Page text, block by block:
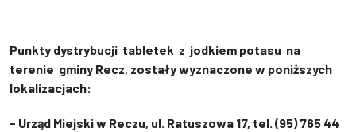
Punkty dystrybucji tabletek z jodkiem potasu na
terenie gminy Recz, zostały wyznaczone w poniższych
lokalizacjach:
- Urząd Miejski w Reczu, ul. Ratuszowa 17, tel. (95) 765 44